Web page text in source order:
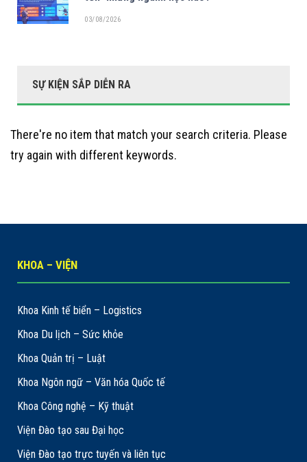
03/08/2026
SỰ KIỆN SẮP DIỄN RA
There're no item that match your search criteria. Please
try again with different keywords.
KHOA – VIỆN
Khoa Kinh tế biển – Logistics
Khoa Du lịch – Sức khỏe
Khoa Quản trị – Luật
Khoa Ngôn ngữ – Văn hóa Quốc tế
Khoa Công nghệ – Kỹ thuật
Viện Đào tạo sau Đại học
Viện Đào tạo trực tuyến và liên tục